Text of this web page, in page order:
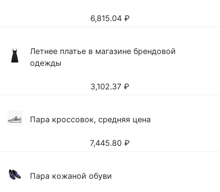
6,815.04 ₽
Летнее платье в магазине брендовой
одежды
3,102.37 ₽
Пара кроссовок, средняя цена
7,445.80 ₽
Пара кожаной обуви